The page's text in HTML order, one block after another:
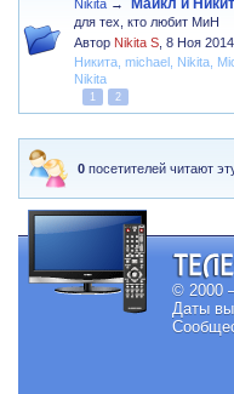
Nikita →
для тех, кто любит МиН
Автор Nikita S ,8 Ноя
Никита ,michael Nikita
Nikita
1 2
0 посетителей читают
© 2000
Даты